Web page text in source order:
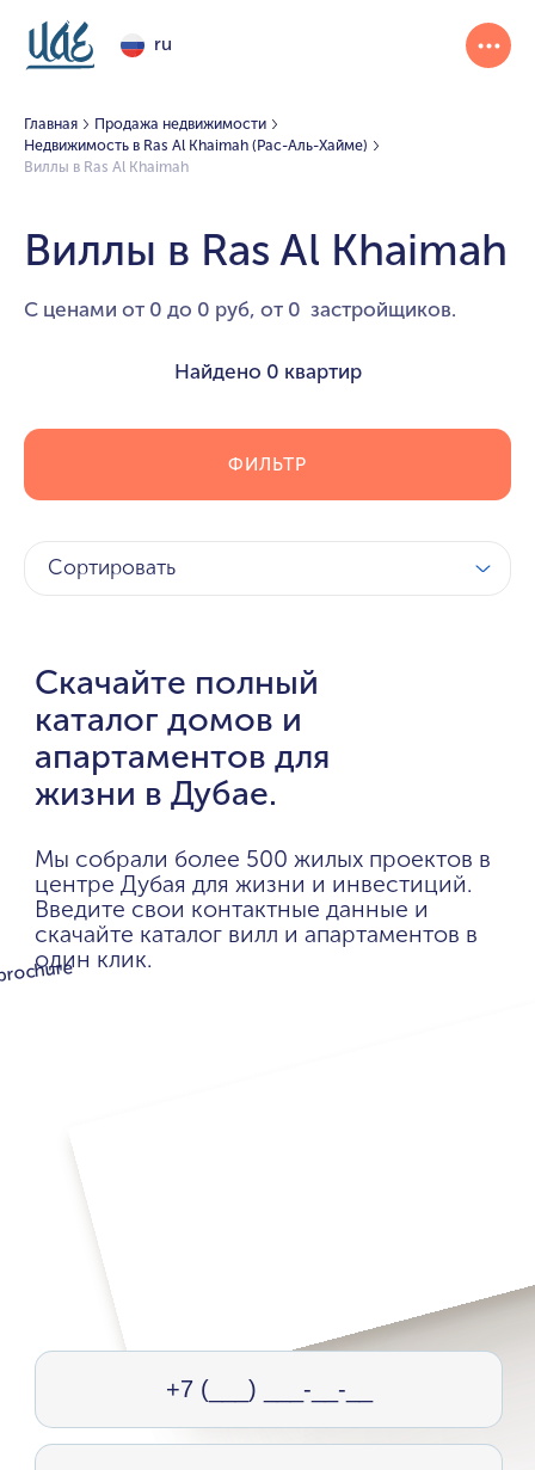
ru
Главная
Продажа недвижимости
Недвижимость в Ras Al Khaimah (Рас-Аль-Хайме)
Виллы в Ras Al Khaimah
Виллы в Ras Al Khaimah
С ценами от 0 до 0 руб, от 0 застройщиков.
Найдено 0 квартир
ФИЛЬТР
Сортировать
Скачайте полный
каталог домов и
апартаментов для
жизни в Дубае.
Мы собрали более 500 жилых проектов в
центре Дубая для жизни и инвестиций.
Введите свои контактные данные и
скачайте каталог вилл и апартаментов в
один клик.